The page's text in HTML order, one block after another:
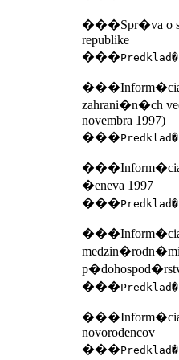
���Spr�va o
republike
���
���Inform�cia
zahrani�n�ch
novembra 1997)
���
���Inform�cia
�eneva 1997
���
���Inform�cia
medzin�rodn�mi
���
���Inform�cia
novorodencov
���